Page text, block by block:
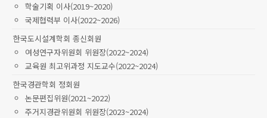
학술기획 이사(2019~2020)
국제협력부 이사(2022~2026)
한국도시설계학회 종신회원
여성연구자위원회 위원장(2022~2024)
교육원 최고위과정 지도교수(2022~2024)
한국경관학회 정회원
논문편집위원(2021~2022)
주거지경관위원회 위원장(2023~2024)